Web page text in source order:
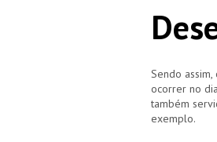
Sendo
ocorrer no
também
exemplo.